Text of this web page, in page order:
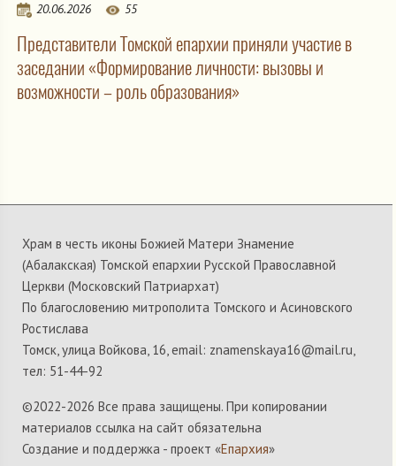
20.06.2026 55
Представители Томской епархии приняли участие в
заседании «Формирование личности: вызовы и
возможности – роль образования»
Храм в честь иконы Божией Матери Знамение
(Абалакская) Томской епархии Русской Православной
Церкви (Московский Патриархат)
По благословению митрополита Томского и Асиновского
Ростислава
Томск, улица Войкова, 16, email: znamenskaya16@mail.ru,
тел: 51-44-92
©2022-2026 Все права защищены. При копировании
материалов ссылка на сайт обязательна
Создание и поддержка - проект «Епархия»